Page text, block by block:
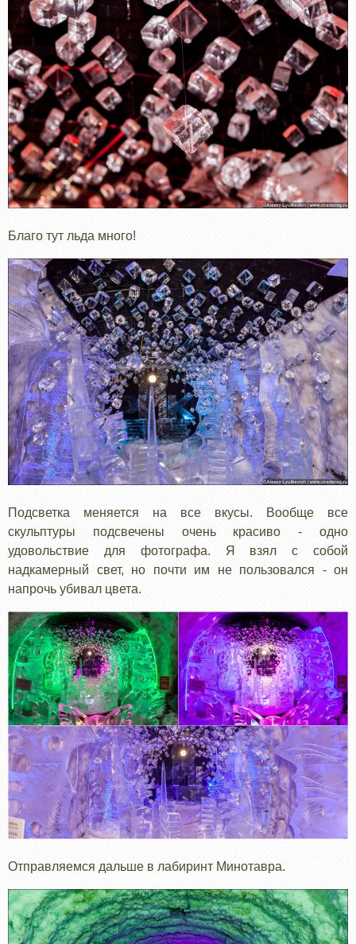
Благо тут льда много!
Подсветка меняется на все вкусы. Вообще все
скульптуры подсвечены очень красиво - одно
удовольствие для фотографа. Я взял с собой
надкамерный свет, но почти им не пользовался - он
напрочь убивал цвета.
Отправляемся дальше в лабиринт Минотавра.